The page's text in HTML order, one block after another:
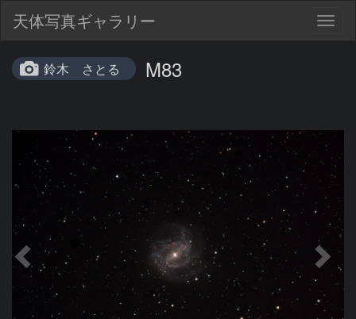
天体写真ギャラリー
鈴木 さとる M83